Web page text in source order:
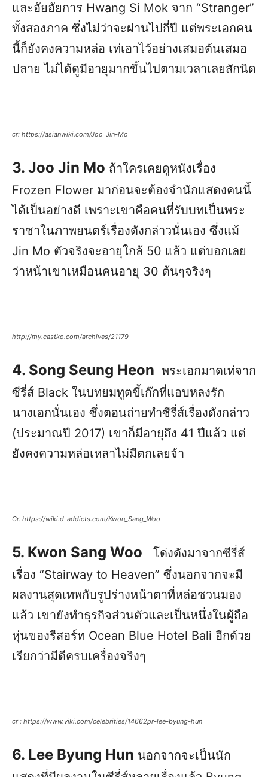
และอัยอัยการ Hwang Si Mok จาก “Stranger”
ทั้งสองภาค ซึ่งไม่ว่าจะผ่านไปกี่ปี แต่พระเอกคน
นี้ก็ยังคงความหล่อ เท่เอาไว้อย่างเสมอต้นเสมอ
ปลาย ไม่ได้ดูมีอายุมากขึ้นไปตามเวลาเลยสักนิด
cr: https://asianwiki.com/Joo_Jin-Mo
3. Joo Jin Mo ถ้าใครเคยดูหนังเรื่อง
Frozen Flower มาก่อนจะต้องจำนักแสดงคนนี้
ได้เป็นอย่างดี เพราะเขาคือคนที่รับบทเป็นพระ
ราชาในภาพยนตร์เรื่องดังกล่าวนั่นเอง ซึ่งแม้
Jin Mo ตัวจริงจะอายุใกล้ 50 แล้ว แต่บอกเลย
ว่าหน้าเขาเหมือนคนอายุ 30 ต้นๆจริงๆ
http://my.castko.com/archives/21179
4. Song Seung Heon พระเอกมาดเท่จาก
ซีรี่ส์ Black ในบทยมทูตขี้เก๊กที่แอบหลงรัก
นางเอกนั่นเอง ซึ่งตอนถ่ายทำซีรี่ส์เรื่องดังกล่าว
(ประมาณปี 2017) เขาก็มีอายุถึง 41 ปีแล้ว แต่
ยังคงความหล่อเหลาไม่มีตกเลยจ้า
Cr. https://wiki.d-addicts.com/Kwon_Sang_Woo
5. Kwon Sang Woo
โด่งดังมาจากซีรี่ส์
เรื่อง “Stairway to Heaven” ซึ่งนอกจากจะมี
ผลงานสุดเทพกับรูปร่างหน้าตาที่หล่อชวนมอง
แล้ว เขายังทำธุรกิจส่วนตัวและเป็นหนึ่งในผู้ถือ
หุ่นของรีสอร์ท Ocean Blue Hotel Bali อีกด้วย
เรียกว่ามีดีครบเครื่องจริงๆ
cr : https://www.viki.com/celebrities/14662pr-lee-byung-hun
6. Lee Byung Hun นอกจากจะเป็นนัก